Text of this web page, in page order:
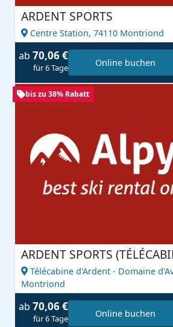
ARDENT SPORTS
Centre Station, 74110 Montriond
ab 70,06 €
für 6 Tage Online buchen
bis zu 38% Rabatt
ARDENT SPORTS
Télécabine d'Ardent - Domaine
Montriond
ab 70,06 €
für 6 Tage Online buchen